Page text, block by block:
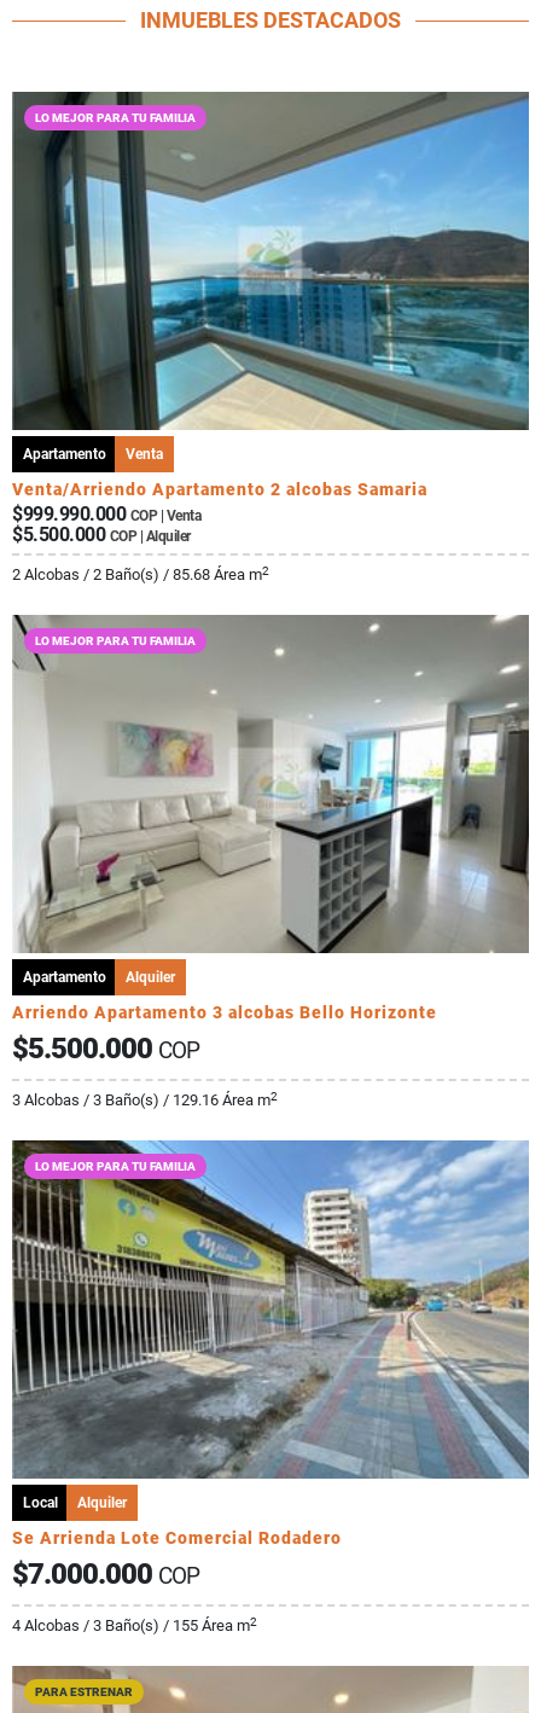
INMUEBLES DESTACADOS
LO MEJOR PARA TU FAMILIA
Apartamento Venta
Venta/Arriendo Apartamento 2 alcobas Samaria
$999.990.000 COP | Venta
$5.500.000 COP | Alquiler
2 Alcobas / 2 Baño(s) / 85.68 Área m2
LO MEJOR PARA TU FAMILIA
Apartamento Alquiler
Arriendo Apartamento 3 alcobas Bello Horizonte
$5.500.000 COP
3 Alcobas / 3 Baño(s) / 129.16 Área m2
LO MEJOR PARA TU FAMILIA
Local Alquiler
Se Arrienda Lote Comercial Rodadero
$7.000.000 COP
4 Alcobas / 3 Baño(s) / 155 Área m2
PARA ESTRENAR